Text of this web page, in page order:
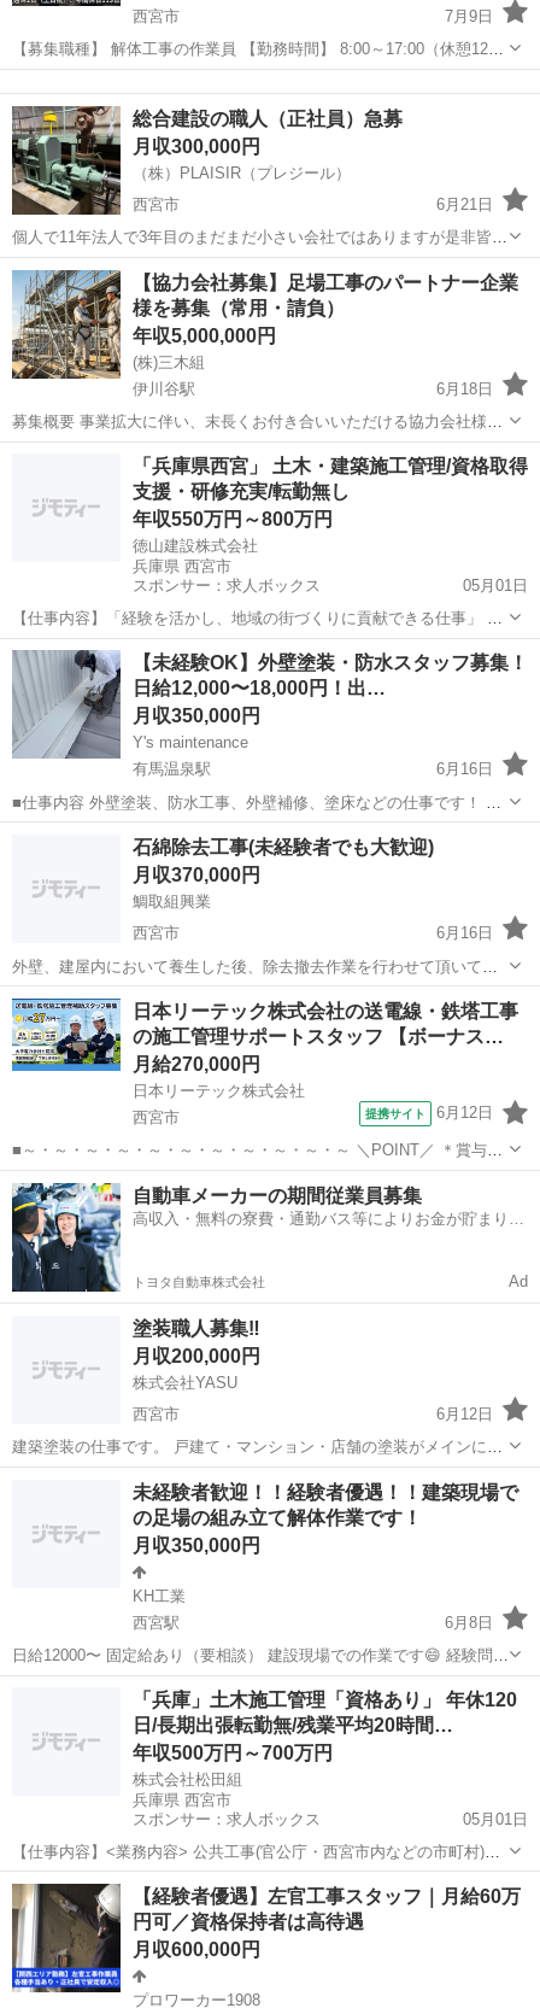
西宮市
7月9日
【募集職種】 解体工事の作業員 【勤務時間】 8:00～17:00（休憩120
分） ※月平均残業15時間 【仕事内容】 解体工事の現場作業をお任せ
します。 入社後は資材や道具の運搬、散水作業、現場の...
総合建設の職人（正社員）急募
月収300,000円
（株）PLAISIR（プレジール）
西宮市
6月21日
個人で11年法人で3年目のまだまだ小さい会社ではありますが是非皆さ
んのお力を貸して下さい。 道工具は全て会社のやつを使ってもらうの
で買い揃えてもらう事はありません。 ⚫︎総合建設業の為、土木工事、
解体工事、鍛治工事、機械プ...
兵庫 西宮市 大工
【協力会社募集】足場工事のパートナー企業
様を募集（常用・請負）
年収5,000,000円
(株)三木組
伊川谷駅
6月18日
募集概要 事業拡大に伴い、末長くお付き合いいただける協力会社様
（一人親方様も大歓迎）を募集しております。 これからの独立も応援
させて頂きます。 弊社は関西を中心に、土木系の足場に特化して足場
工事を請け負っております。 ...
伊川谷駅 鳶職 足場
「兵庫県西宮」 土木・建築施工管理/資格取得
支援・研修充実/転勤無し
年収550万円～800万円
徳山建設株式会社
兵庫県 西宮市
スポンサー：求人ボックス
05月01日
【仕事内容】「経験を活かし、地域の街づくりに貢献できる仕事」 徳
山建設株式会社は、兵庫県の官公庁案件を中心とした土木工事を手掛
ける総合建設会社です。 民間では、長谷工コーポレーションの協力会
社としてマンションの開発工事や外構工事を...
正社員
【未経験OK】外壁塗装・防水スタッフ募集！
日給12,000〜18,000円！出…
月収350,000円
Y's maintenance
有馬温泉駅
6月16日
■仕事内容 外壁塗装、防水工事、外壁補修、塗床などの仕事です！ ポ
リウレアなどの特殊塗装もやってます👍 👉 未経験でも一から教えま
西宮市 有馬温泉駅 その他 未経験
石綿除去工事(未経験者でも大歓迎)
月収370,000円
鯛取組興業
西宮市
6月16日
外壁、建屋内において養生した後、除去撤去作業を行わせて頂いてま
す。 経験者でも未経験者でも男女問わず楽しく一緒に和気藹々やれる
方を現在募集させて頂いてます。 1人1人がスキルアップ出来る様、皆
でサポートしあい安全優先で取...
兵庫 西宮市 土木 断熱材
日本リーテック株式会社の送電線・鉄塔工事
の施工管理サポートスタッフ 【ボーナス…
月給270,000円
日本リーテック株式会社
西宮市
提携サイト 6月12日
■～・～・～・～・～・～・～・～・～・～・～ ＼POINT／ ＊賞与5
ヶ月分 ＊年間休日125日 ＊大手電力各社が主要取引先！ ＊じっくり育
てる研修制度あり！ ＊一生モノの国家資格取得を手厚くサポート！
～・～・～・～・...
兵庫 西宮市 施工管理
自動車メーカーの期間従業員募集
高収入・無料の寮費・通勤バス等によりお金が貯まりや
トヨタ自動車株式会社 Ad
塗装職人募集‼️
月収200,000円
株式会社YASU
西宮市
6月12日
建築塗装の仕事です。 戸建て・マンション・店舗の塗装がメインにな
ります。
土木
未経験者歓迎！！経験者優遇！！建築現場で
の足場の組み立て解体作業です！
月収350,000円
KH工業
西宮駅
6月8日
日給12000〜 固定給あり（要相談） 建設現場での作業です😄 経験問わ
ず誰でも大歓迎です！！！！ みんなで楽しく仕事できたらと思いま
西宮駅 鳶職 足場
「兵庫」土木施工管理「資格あり」 年休120
日/長期出張転勤無/残業平均20時間…
年収500万円～700万円
株式会社松田組
兵庫県 西宮市
スポンサー：求人ボックス
05月01日
【仕事内容】<業務内容> 公共工事(官公庁・西宮市内などの市町村)お
よび民間工事の現場監督として、病院や学校、オフィスや工場、店
舗、集合住宅から個人住宅まで、人々の暮らしと密接に関わる空間創
りに携わっています。 <案件詳細> 受注...
正社員
【経験者優遇】左官工事スタッフ｜月給60万
円可／資格保持者は高待遇
月収600,000円
プロワーカー1908